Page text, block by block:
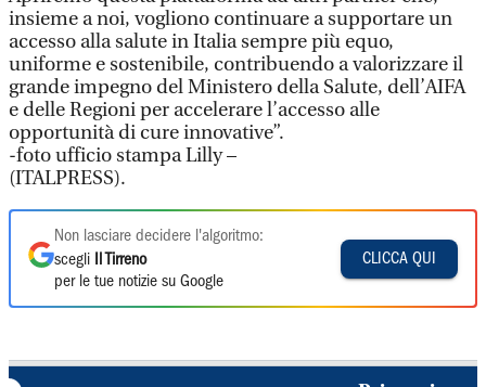
insieme a noi, vogliono continuare a supportare un
accesso alla salute in Italia sempre più equo,
uniforme e sostenibile, contribuendo a valorizzare il
grande impegno del Ministero della Salute, dell’AIFA
e delle Regioni per accelerare l’accesso alle
opportunità di cure innovative”.
-foto ufficio stampa Lilly –
(ITALPRESS).
Non lasciare decidere l'algoritmo:
scegli
Il Tirreno
per le tue notizie su Google
CLICCA QUI